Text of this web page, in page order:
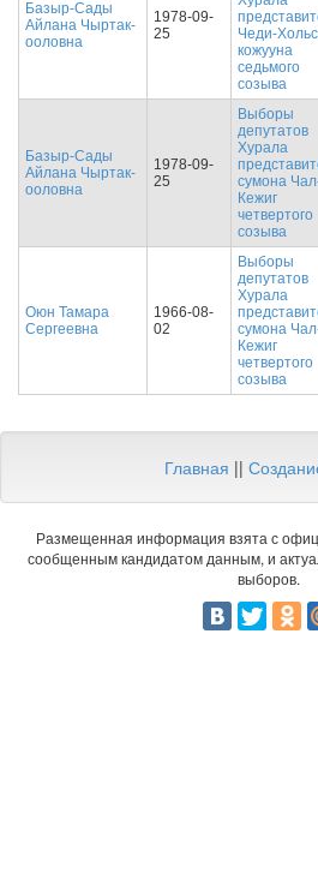
Базыр-Сады
Айлана Чыртак-
ооловна
1978-09-
25
Чеди-
кожууна
седьмого
созыва
Базыр-Сады
Айлана Чыртак-
ооловна
1978-09-
25
Выборы
депутатов
Хурала
сумона
Кежиг
четвертого
созыва
Оюн Тамара
Сергеевна
1966-08-
02
Выборы
депутатов
Хурала
сумона
Кежиг
четвертого
созыва
Главная ||
Размещенная информация взята с
сообщенным кандидатом данным, и
выборов.